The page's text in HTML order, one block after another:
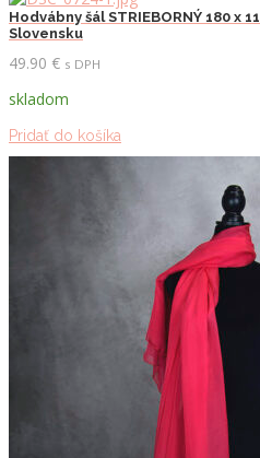
Hodvábny šál STRIEBORNÝ 180 x
Slovensku
49.90 € s DPH
skladom
Pridať do košíka